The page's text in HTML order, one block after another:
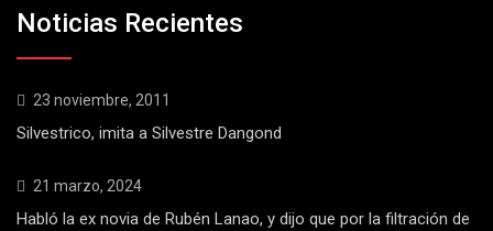
Noticias Recientes
23 noviembre, 2011
Silvestrico, imita a Silvestre Dangond
21 marzo, 2024
Habló la ex novia de Rubén Lanao, y dijo que por la filtración de